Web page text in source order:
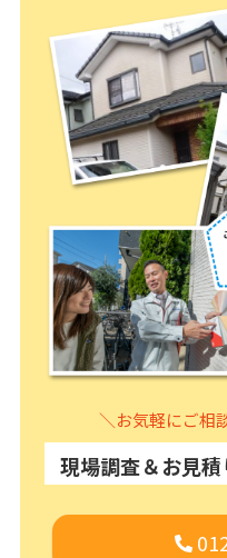
＼お気軽にご相
現場調査＆お見